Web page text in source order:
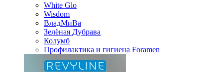
White Glo
Wisdom
ВладМиВа
Зелёная Дубрава
Колумб
Профилактика и гигиена Foramen